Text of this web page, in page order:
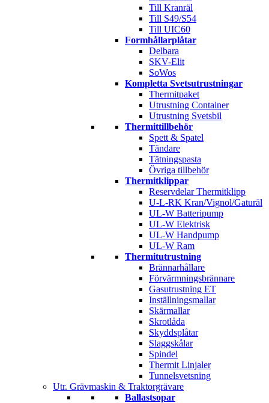
Till Kranräl
Till S49/S54
Till UIC60
Formhållarplåtar
Delbara
SKV-Elit
SoWos
Kompletta Svetsutrustningar
Thermitpaket
Utrustning Container
Utrustning Svetsbil
Thermittillbehör
Spett & Spatel
Tändare
Tätningspasta
Övriga tillbehör
Thermitklippar
Reservdelar Thermitklipp
U-L-RK Kran/Vignol/Gaturäl
UL-W Batteripump
UL-W Elektrisk
UL-W Handpump
UL-W Ram
Thermitutrustning
Brännarhållare
Förvärmningsbrännare
Gasutrustning ET
Inställningsmallar
Skärmallar
Skrotlåda
Skyddsplåtar
Slaggskålar
Spindel
Thermit Linjaler
Tunnelsvetsning
Utr. Grävmaskin & Traktorgrävare
Ballastsopar